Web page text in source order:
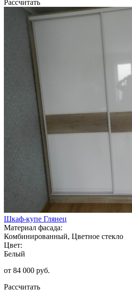
Рассчитать
Шкаф-купе Глянец
Материал фасада:
Комбинированный, Цветное стекло
Цвет:
Белый
от 84 000 руб.
Рассчитать